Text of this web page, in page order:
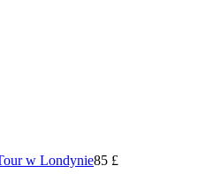
w Londynie85 £